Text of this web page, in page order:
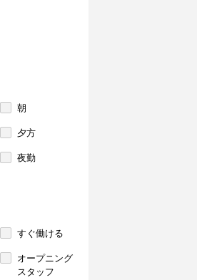
朝
夕方
夜勤
すぐ働ける
オープニング
スタッフ